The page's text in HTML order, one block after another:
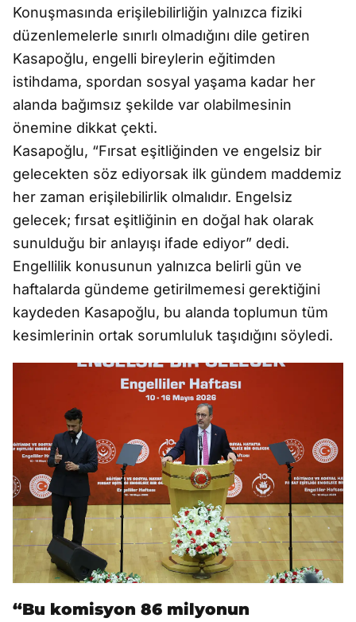
Konuşmasında erişilebilirliğin yalnızca fiziki
düzenlemelerle sınırlı olmadığını dile getiren
Kasapoğlu, engelli bireylerin eğitimden
istihdama, spordan sosyal yaşama kadar her
alanda bağımsız şekilde var olabilmesinin
önemine dikkat çekti.
Kasapoğlu, “Fırsat eşitliğinden ve engelsiz bir
gelecekten söz ediyorsak ilk gündem maddemiz
her zaman erişilebilirlik olmalıdır. Engelsiz
gelecek; fırsat eşitliğinin en doğal hak olarak
sunulduğu bir anlayışı ifade ediyor” dedi.
Engellilik konusunun yalnızca belirli gün ve
haftalarda gündeme getirilmemesi gerektiğini
kaydeden Kasapoğlu, bu alanda toplumun tüm
kesimlerinin ortak sorumluluk taşıdığını söyledi.
“Bu komisyon 86 milyonun